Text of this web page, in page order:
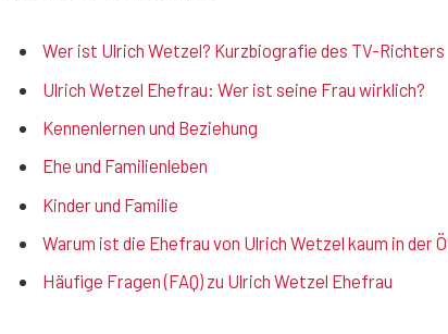
Wer ist Ulrich Wetzel? Kurzbiografie des TV-Richters
Ulrich Wetzel Ehefrau: Wer ist seine Frau wirklich?
Kennenlernen und Beziehung
Ehe und Familienleben
Kinder und Familie
Warum ist die Ehefrau von Ulrich Wetzel kaum in der
Häufige Fragen (FAQ) zu Ulrich Wetzel Ehefrau